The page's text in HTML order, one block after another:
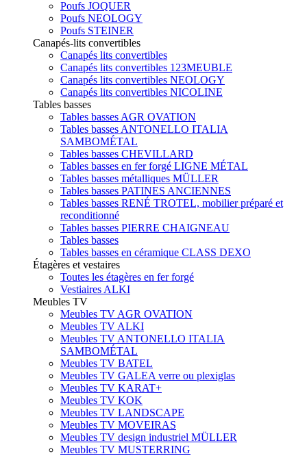
Poufs JOQUER
Poufs NEOLOGY
Poufs STEINER
Canapés-lits convertibles
Canapés lits convertibles
Canapés lits convertibles 123MEUBLE
Canapés lits convertibles NEOLOGY
Canapés lits convertibles NICOLINE
Tables basses
Tables basses AGR OVATION
Tables basses ANTONELLO ITALIA
SAMBOMÉTAL
Tables basses CHEVILLARD
Tables basses en fer forgé LIGNE MÉTAL
Tables basses métalliques MÜLLER
Tables basses PATINES ANCIENNES
Tables basses RENÉ TROTEL, mobilier préparé et
reconditionné
Tables basses PIERRE CHAIGNEAU
Tables basses
Tables basses en céramique CLASS DEXO
Étagères et vestaires
Toutes les étagères en fer forgé
Vestiaires ALKI
Meubles TV
Meubles TV AGR OVATION
Meubles TV ALKI
Meubles TV ANTONELLO ITALIA
SAMBOMÉTAL
Meubles TV BATEL
Meubles TV GALEA verre ou plexiglas
Meubles TV KARAT+
Meubles TV KOK
Meubles TV LANDSCAPE
Meubles TV MOVEIRAS
Meubles TV design industriel MÜLLER
Meubles TV MUSTERRING